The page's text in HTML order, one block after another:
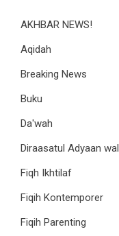
AKHBAR NEWS!
Aqidah
Breaking News
Buku
Da'wah
Diraasatul Adyaan
Fiqh Ikhtilaf
Fiqih Kontemporer
Fiqih Parenting